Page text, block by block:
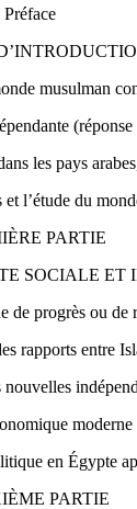
Préface
musulman
les pays
l’étude du
PARTIE
SOCIALE ET
de progrès ou de
rapports entre
nouvelles
moderne
en Égypte
PARTIE